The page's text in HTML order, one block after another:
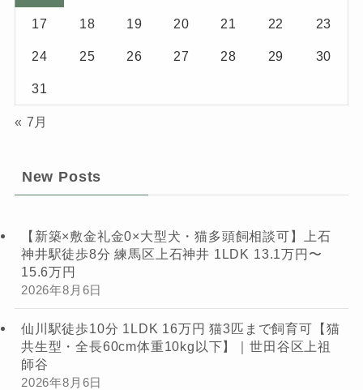
17 18 19 20 21 22 23
24 25 26 27 28 29 30
31
« 7月
New Posts
【新築×敷金礼金0×大型犬・猫多頭飼相談可】上石
神井駅徒歩8分 練馬区上石神井 1LDK 13.1万円〜
15.6万円
2026年8月6日
仙川駅徒歩10分 1LDK 16万円 猫3匹まで飼育可【猫
共生型・全長60cm体重10kg以下】｜世田谷区上祖
師谷
2026年8月6日